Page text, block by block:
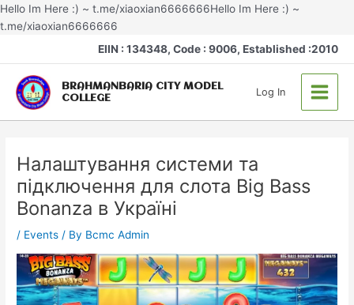
Hello Im Here :) ~ t.me/xiaoxian6666666Hello Im Here :) ~
t.me/xiaoxian6666666
Skip
content
EIIN : 134348, Code : 9006, Established :2010
BRAHMANBARIA CITY MODEL
COLLEGE
Log In
Main
Menu
Налаштування системи та
підключення для слота Big Bass
Bonanza в Україні
/ Events / By Bcmc Admin